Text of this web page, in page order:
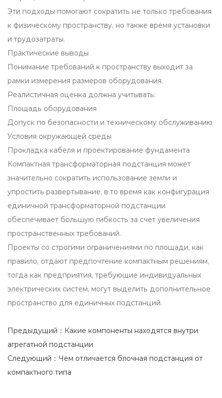
Эти подходы помогают сократить не только требования
к физическому пространству, но также время установки
и трудозатраты.
Практические выводы
Понимание требований к пространству выходит за
рамки измерения размеров оборудования.
Реалистичная оценка должна учитывать:
Площадь оборудования
Допуск по безопасности и техническому обслуживанию
Условия окружающей среды
Прокладка кабеля и проектирование фундамента
Компактная трансформаторная подстанция может
значительно сократить использование земли и
упростить развертывание, в то время как конфигурация
единичной трансформаторной подстанции
обеспечивает большую гибкость за счет увеличения
пространственных требований.
Проекты со строгими ограничениями по площади, как
правило, отдают предпочтение компактным решениям,
тогда как предприятия, требующие индивидуальных
электрических систем, могут выделить дополнительное
пространство для единичных подстанций.
Предыдущий：Какие компоненты находятся внутри
агрегатной подстанции
Следующий：Чем отличается блочная подстанция от
компактного типа